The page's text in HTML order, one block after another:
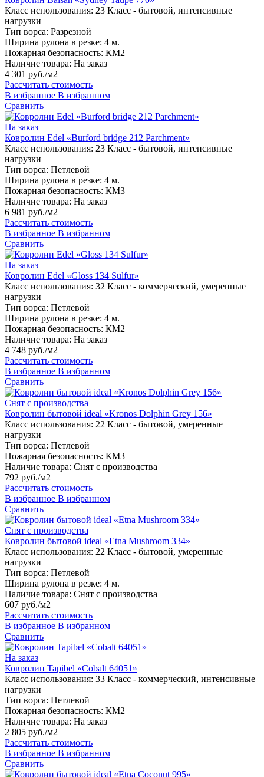
Класс использования: 23 Класс - бытовой, интенсивные
нагрузки
Тип ворса: Разрезной
Ширина рулона в резке: 4 м.
Пожарная безопасность: КМ2
Наличие товара: На заказ
4 301 руб./м2
Рассчитать стоимость
В избранное В избранном
Сравнить
На заказ
Ковролин Edel «Burford bridge 212 Parchment»
Класс использования: 23 Класс - бытовой, интенсивные
нагрузки
Тип ворса: Петлевой
Ширина рулона в резке: 4 м.
Пожарная безопасность: КМ3
Наличие товара: На заказ
6 981 руб./м2
Рассчитать стоимость
В избранное В избранном
Сравнить
На заказ
Ковролин Edel «Gloss 134 Sulfur»
Класс использования: 32 Класс - коммерческий, умеренные
нагрузки
Тип ворса: Петлевой
Ширина рулона в резке: 4 м.
Пожарная безопасность: КМ2
Наличие товара: На заказ
4 748 руб./м2
Рассчитать стоимость
В избранное В избранном
Сравнить
Снят с производства
Ковролин бытовой ideal «Kronos Dolphin Grey 156»
Класс использования: 22 Класс - бытовой, умеренные
нагрузки
Тип ворса: Петлевой
Пожарная безопасность: КМ3
Наличие товара: Снят с производства
792 руб./м2
Рассчитать стоимость
В избранное В избранном
Сравнить
Снят с производства
Ковролин бытовой ideal «Etna Mushroom 334»
Класс использования: 22 Класс - бытовой, умеренные
нагрузки
Тип ворса: Петлевой
Ширина рулона в резке: 4 м.
Наличие товара: Снят с производства
607 руб./м2
Рассчитать стоимость
В избранное В избранном
Сравнить
На заказ
Ковролин Tapibel «Cobalt 64051»
Класс использования: 33 Класс - коммерческий, интенсивные
нагрузки
Тип ворса: Петлевой
Пожарная безопасность: КМ2
Наличие товара: На заказ
2 805 руб./м2
Рассчитать стоимость
В избранное В избранном
Сравнить